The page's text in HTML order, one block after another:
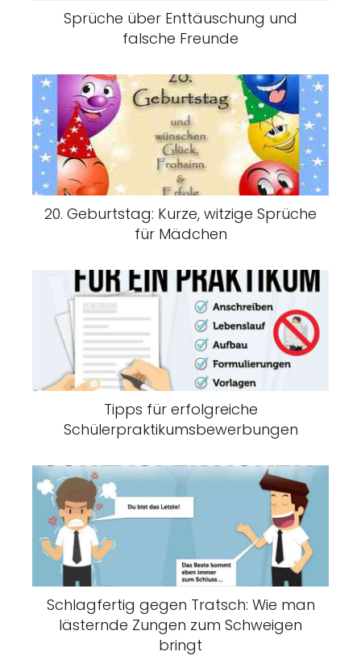
Sprüche über Enttäuschung und
falsche Freunde
20. Geburtstag: Kurze, witzige Sprüche
für Mädchen
Tipps für erfolgreiche
Schülerpraktikumsbewerbungen
Schlagfertig gegen Tratsch: Wie man
lästernde Zungen zum Schweigen
bringt